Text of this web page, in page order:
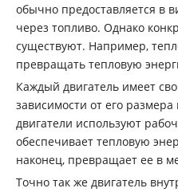
обычно предоставляется в
через топливо. Однако
существуют. Например,
превращать тепловую
Каждый двигатель имеет
зависимости от его
двигатели используют
обеспечивает тепловую
наконец, превращает ее в
Точно так же двигатель